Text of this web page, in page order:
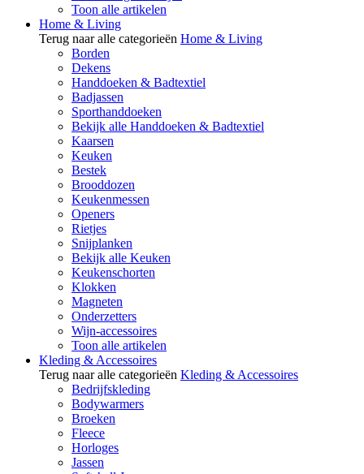
Toon alle artikelen
Home & Living
Terug naar alle categorieën Home & Living
Borden
Dekens
Handdoeken & Badtextiel
Badjassen
Sporthanddoeken
Bekijk alle Handdoeken & Badtextiel
Kaarsen
Keuken
Bestek
Brooddozen
Keukenmessen
Openers
Rietjes
Snijplanken
Bekijk alle Keuken
Keukenschorten
Klokken
Magneten
Onderzetters
Wijn-accessoires
Toon alle artikelen
Kleding & Accessoires
Terug naar alle categorieën Kleding & Accessoires
Bedrijfskleding
Bodywarmers
Broeken
Fleece
Horloges
Jassen